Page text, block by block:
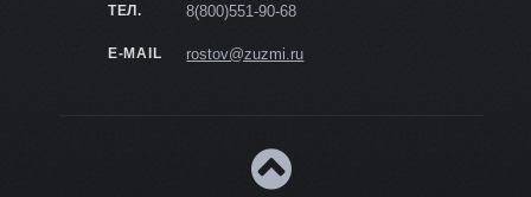
ТЕЛ. 8(800)551-90-68
E-MAIL rostov@zuzmi.ru